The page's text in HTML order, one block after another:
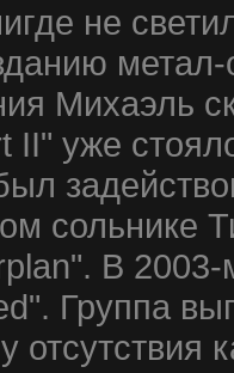
не
Михаэль
II" уже
сольнике
В
Группа
отсутствия